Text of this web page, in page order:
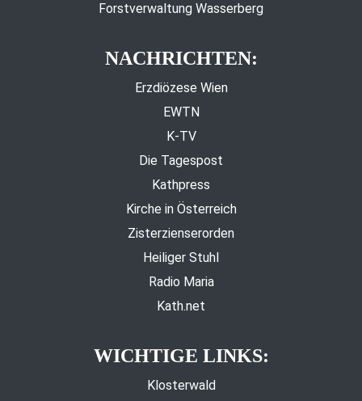
Forstverwaltung Wasserberg
NACHRICHTEN:
Erzdiözese Wien
EWTN
K-TV
Die Tagespost
Kathpress
Kirche in Österreich
Zisterzienserorden
Heiliger Stuhl
Radio Maria
Kath.net
WICHTIGE LINKS:
Klosterwald